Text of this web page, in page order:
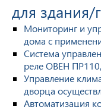
для здания/
Мониторинг и
дома с
Система
реле ОВЕН
Управление
дворца
Автоматизация